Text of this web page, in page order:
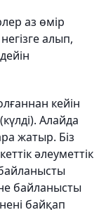
аз өмір
алып,
кейін
Алайда
жатыр. Біз
әлеуметтік
байланысты
байқап